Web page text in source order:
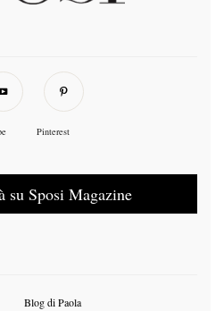
Pinterest
su Sposi Magazine
Blog di Paola